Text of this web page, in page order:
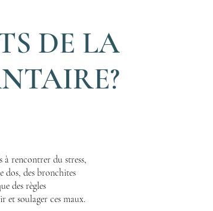
DE LA
à rencontrer du stress,
dos, des bronchites
des règles
et soulager ces maux.